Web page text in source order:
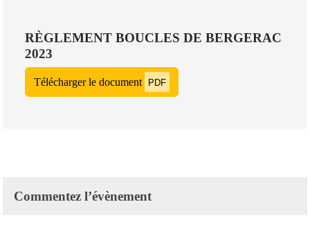
RÈGLEMENT BOUCLES DE BERGERAC
2023
Télécharger le document PDF
Commentez l’évènement